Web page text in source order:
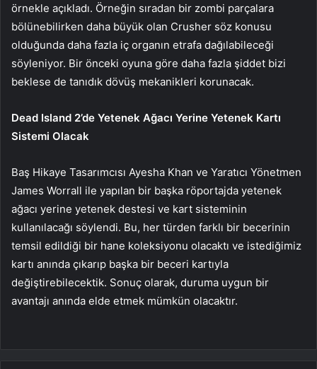
örnekle açıkladı. Örneğin sıradan bir zombi parçalara
bölünebilirken daha büyük olan Crusher söz konusu
olduğunda daha fazla iç organın etrafa dağılabileceği
söyleniyor. Bir önceki oyuna göre daha fazla şiddet bizi
beklese de tanıdık dövüş mekanikleri korunacak.
Dead Island 2’de Yetenek Ağacı Yerine Yetenek Kartı
Sistemi Olacak
Baş Hikaye Tasarımcısı Ayesha Khan ve Yaratıcı Yönetmen
James Worrall ile yapılan bir başka röportajda yetenek
ağacı yerine yetenek destesi ve kart sisteminin
kullanılacağı söylendi. Bu, her türden farklı bir becerinin
temsil edildiği bir hane koleksiyonu olacaktı ve istediğimiz
kartı anında çıkarıp başka bir beceri kartıyla
değiştirebilecektik. Sonuç olarak, duruma uygun bir
avantajı anında elde etmek mümkün olacaktır.